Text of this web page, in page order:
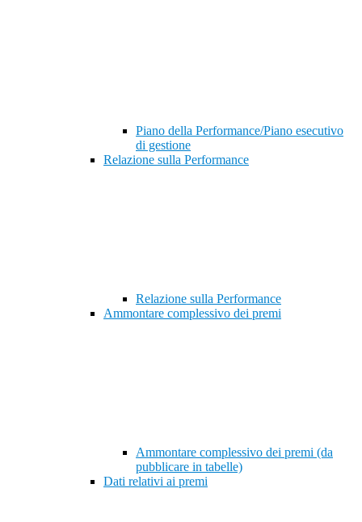
Piano della Performance/Piano esecutivo
di gestione
Relazione sulla Performance
Relazione sulla Performance
Ammontare complessivo dei premi
Ammontare complessivo dei premi (da
pubblicare in tabelle)
Dati relativi ai premi